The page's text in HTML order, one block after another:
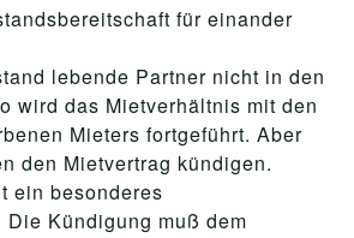
für einander
lebende Partner nicht in den
wird das Mietverhältnis mit den
Mieters fortgeführt. Aber
den Mietvertrag kündigen.
ein besonderes
Kündigung muß dem